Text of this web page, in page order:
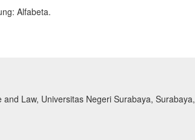
Alfabeta.
Law, Universitas Negeri Surabaya, Surabaya,